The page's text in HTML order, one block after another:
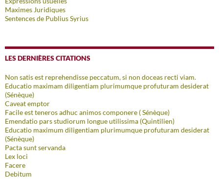
Maximes Juridiques
Sentences de Publius Syrius
LES DERNIÈRES CITATIONS
Non satis est reprehendisse peccatum, si non doceas recti viam.
Educatio maximam diligentiam plurimumque profuturam desiderat
(Sénèque)
Caveat emptor
Facile est teneros adhuc animos componere ( Sénèque)
Emendatio pars studiorum longue utilissima (Quintilien)
Educatio maximum diligentiam plurimumque profuturam desiderat
(Sénèque)
Pacta sunt servanda
Lex loci
Facere
Debitum